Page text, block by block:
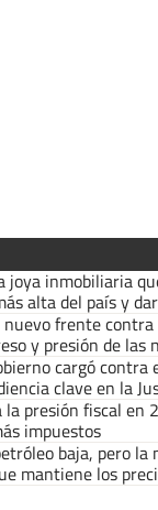
joya inmobiliaria
alta del país y
nuevo frente
y presión de las
cargó contra
clave en la
la presión fiscal en
impuestos
baja, pero la
mantiene los